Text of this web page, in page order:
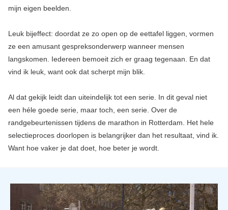
mijn eigen beelden.
Leuk bijeffect: doordat ze zo open op de eettafel liggen, vormen
ze een amusant gespreksonderwerp wanneer mensen
langskomen. Iedereen bemoeit zich er graag tegenaan. En dat
vind ik leuk, want ook dat scherpt mijn blik.
Al dat gekijk leidt dan uiteindelijk tot een serie. In dit geval niet
een héle goede serie, maar toch, een serie. Over de
randgebeurtenissen tijdens de marathon in Rotterdam. Het hele
selectieproces doorlopen is belangrijker dan het resultaat, vind ik.
Want hoe vaker je dat doet, hoe beter je wordt.